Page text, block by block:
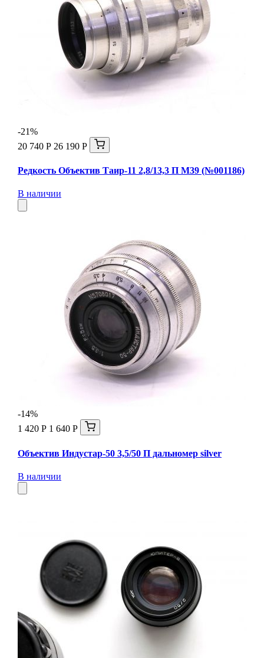
-21%
20 740 Р 26 190 Р
Редкость Объектив Таир-11 2,8/13,3 П М39 (№001186)
В наличии
-14%
1 420 Р 1 640 Р
Объектив Индустар-50 3,5/50 П дальномер silver
В наличии